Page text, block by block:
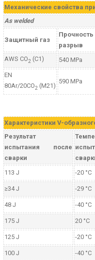
Механические свойства
As welded
Защитный газ
разрыв
AWS CO2 (C1) 540 MPa
EN
80Ar/20CO2 (M21)
590 MPa
Характеристики V-
Результат
испытания после
сварки
113 J -20 °C
≥34 J -29 °C
48 J -40 °C
175 J 20 °C
125 J -20 °C
100 J -40 °C